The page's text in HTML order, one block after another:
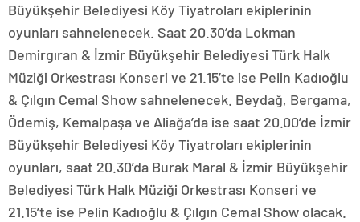
Büyükşehir Belediyesi Köy Tiyatroları ekiplerinin
oyunları sahnelenecek. Saat 20.30’da Lokman
Demirgıran & İzmir Büyükşehir Belediyesi Türk Halk
Müziği Orkestrası Konseri ve 21.15’te ise Pelin Kadıoğlu
& Çılgın Cemal Show sahnelenecek. Beydağ, Bergama,
Ödemiş, Kemalpaşa ve Aliağa’da ise saat 20.00’de İzmir
Büyükşehir Belediyesi Köy Tiyatroları ekiplerinin
oyunları, saat 20.30’da Burak Maral & İzmir Büyükşehir
Belediyesi Türk Halk Müziği Orkestrası Konseri ve
21.15’te ise Pelin Kadıoğlu & Çılgın Cemal Show olacak.